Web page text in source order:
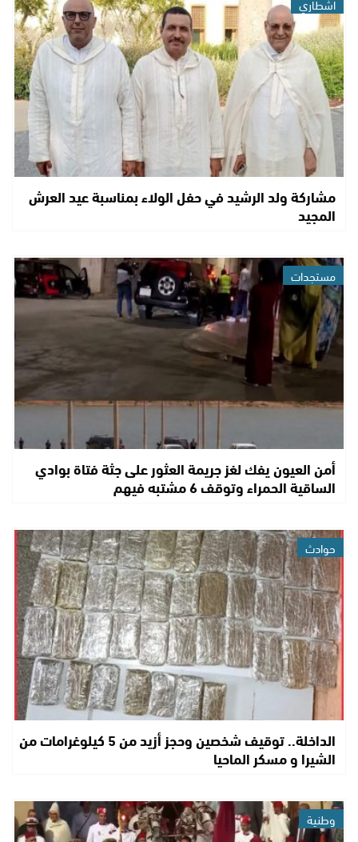
مشاركة ولد الرشيد في حفل الولاء بمناسبة عيد العرش
المجيد
مستجدات
أمن العيون يفك لغز جريمة العثور على جثة فتاة بوادي
الساقية الحمراء وتوقف 6 مشتبه فيهم
حوادث
الداخلة.. توقيف شخصين وحجز أزيد من 5 كيلوغرامات من
الشيرا و مسكر الماحيا
وطنية